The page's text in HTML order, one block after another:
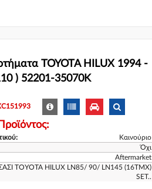
TOYOTA HILUX 1994 -
) 52201-35070K
Καινούριο
Όχι
Aftermarket
TOYOTA HILUX LN85/ 90/ LN145 (16ΤΜΧ)
SET..